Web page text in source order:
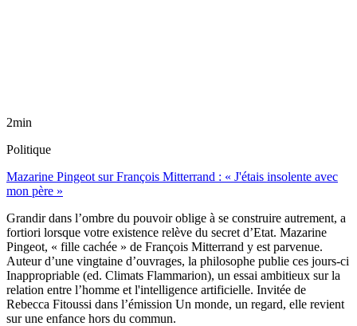
2min
Politique
Mazarine Pingeot sur François Mitterrand : « J'étais insolente avec
mon père »
Grandir dans l’ombre du pouvoir oblige à se construire autrement, a
fortiori lorsque votre existence relève du secret d’Etat. Mazarine
Pingeot, « fille cachée » de François Mitterrand y est parvenue.
Auteur d’une vingtaine d’ouvrages, la philosophe publie ces jours-ci
Inappropriable (ed. Climats Flammarion), un essai ambitieux sur la
relation entre l’homme et l'intelligence artificielle. Invitée de
Rebecca Fitoussi dans l’émission Un monde, un regard, elle revient
sur une enfance hors du commun.